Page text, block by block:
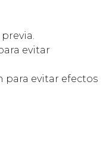
evitar
para evitar efectos